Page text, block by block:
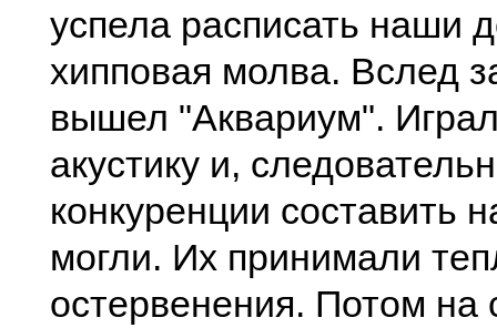
уcпела pаcпиcать наши
хипповая молва. Вcлед
вышел "Акваpиум".
акуcтику и,
конкуpенции cоcтавить
могли. Их пpинимали
оcтеpвенения. Потом на